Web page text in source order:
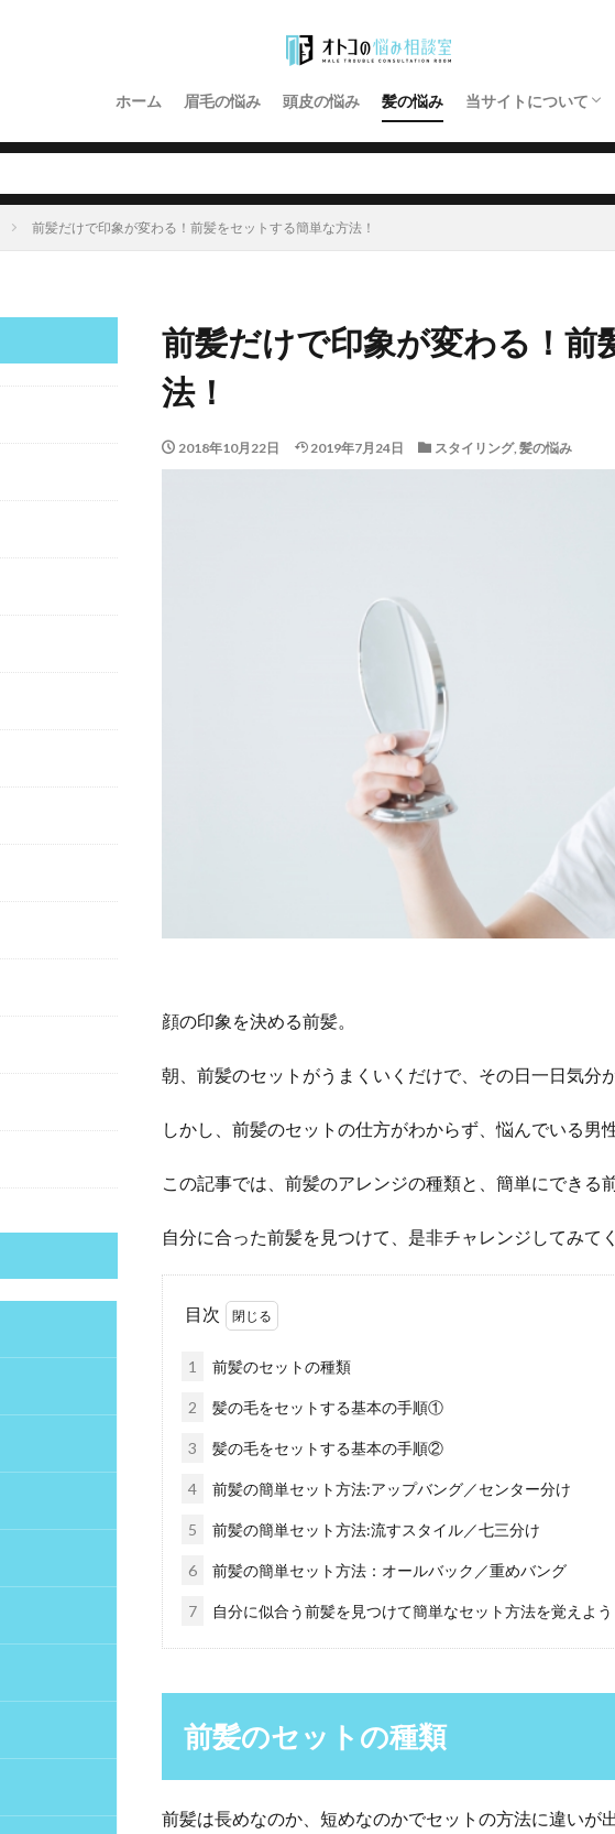
ホーム 眉毛の悩み 頭皮の悩み 髪の悩み 当サイトについて
プライバシーポリ
お問い合わせ
前髪だけで印象が変わる！前髪をセットする簡単な方法！
前髪だけで印象が変わる！前
法！
2018年10月22日 2019年7月24日 スタイリング, 髪の悩み
顔の印象を決める前髪。
朝、前髪のセットがうまくいくだけで、その日一日気分
しかし、前髪のセットの仕方がわからず、悩んでいる男
この記事では、前髪のアレンジの種類と、簡単にできる
自分に合った前髪を見つけて、是非チャレンジしてみて
目次
1 前髪のセットの種類
2 髪の毛をセットする基本の手順①
3 髪の毛をセットする基本の手順②
4 前髪の簡単セット方法:アップバング／センター分け
5 前髪の簡単セット方法:流すスタイル／七三分け
6 前髪の簡単セット方法：オールバック／重めバング
7 自分に似合う前髪を見つけて簡単なセット方法を覚えよう
前髪のセットの種類
前髪は長めなのか、短めなのかでセットの方法に違いが